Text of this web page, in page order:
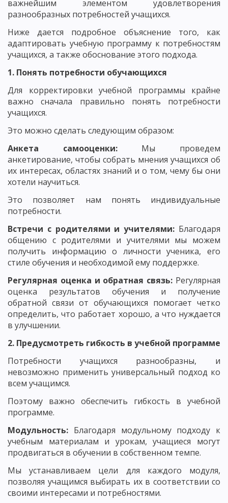
важнейшим элементом удовлетворения
разнообразных потребностей учащихся.
Ниже дается подробное объяснение того, как
адаптировать учебную программу к потребностям
учащихся, а также обоснование этого подхода.
1. Понять потребности обучающихся
Для корректировки учебной программы крайне
важно сначала правильно понять потребности
учащихся.
Это можно сделать следующим образом:
Анкета самооценки: Мы проведем
анкетирование, чтобы собрать мнения учащихся об
их интересах, областях знаний и о том, чему бы они
хотели научиться.
Это позволяет нам понять индивидуальные
потребности.
Встречи с родителями и учителями: Благодаря
общению с родителями и учителями мы можем
получить информацию о личности ученика, его
стиле обучения и необходимой ему поддержке.
Регулярная оценка и обратная связь: Регулярная
оценка результатов обучения и получение
обратной связи от обучающихся помогает четко
определить, что работает хорошо, а что нуждается
в улучшении.
2. Предусмотреть гибкость в учебной программе
Потребности учащихся разнообразны, и
невозможно применить универсальный подход ко
всем учащимся.
Поэтому важно обеспечить гибкость в учебной
программе.
Модульность: Благодаря модульному подходу к
учебным материалам и урокам, учащиеся могут
продвигаться в обучении в собственном темпе.
Мы устанавливаем цели для каждого модуля,
позволяя учащимся выбирать их в соответствии со
своими интересами и потребностями.